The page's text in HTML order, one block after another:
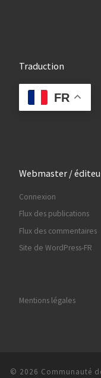
Traduction
FR
Webmaster /
Connexion
Flux des publications
Flux des commentaires
Site de WordPress-FR
Mentions légales
© 2026 Communauté